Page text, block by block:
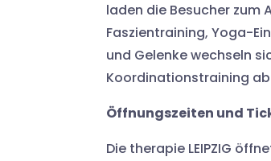
laden die Besucher zum
Faszientraining, Yoga-
und Gelenke wechseln
Koordinationstraining
Öffnungszeiten und
Die therapie LEIPZIG